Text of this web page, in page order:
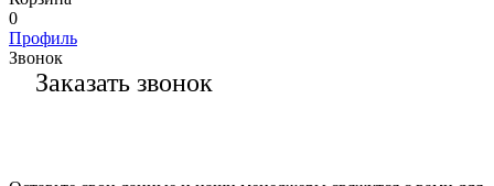
0
Профиль
Звонок
Заказать звонок